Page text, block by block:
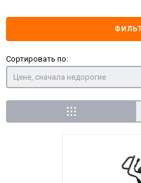
Сортировать по:
Цене, сначала недорогие